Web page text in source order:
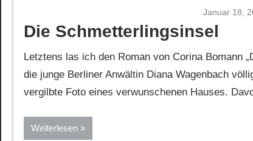
Januar 18,
Die Schmetterlingsinsel
Letztens las ich den Roman von Corina Bomann
die junge Berliner Anwältin Diana Wagenbach
vergilbte Foto eines verwunschenen Hauses.
Weiterlesen